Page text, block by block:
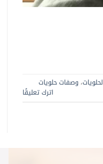
، وصفات حلويات
اترك تعليقًا